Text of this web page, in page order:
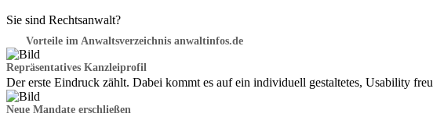
Sie sind Rechtsanwalt?
Vorteile im Anwaltsverzeichnis anwaltinfos.de
Repräsentatives Kanzleiprofil
Der erste Eindruck zählt. Dabei kommt es auf ein individuell gestaltetes, Usability
Neue Mandate erschließen